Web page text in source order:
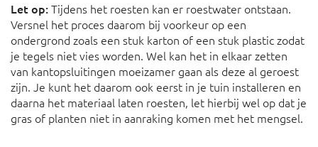
Let op:Tijdens het roesten kan er roestwater ontstaan.
Versnel het proces daarom bij voorkeur op een
ondergrond zoals een stuk karton of een stuk plastic zodat
je tegels niet vies worden. Wel kan het in elkaar zetten
van kantopsluitingen moeizamer gaan als deze al geroest
zijn. Je kunt het daarom ook eerst in je tuin installeren en
daarna het materiaal laten roesten, let hierbij wel op dat je
gras of planten niet in aanraking komen met het mengsel.